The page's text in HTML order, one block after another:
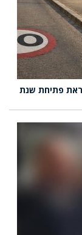
פתיחת שנת